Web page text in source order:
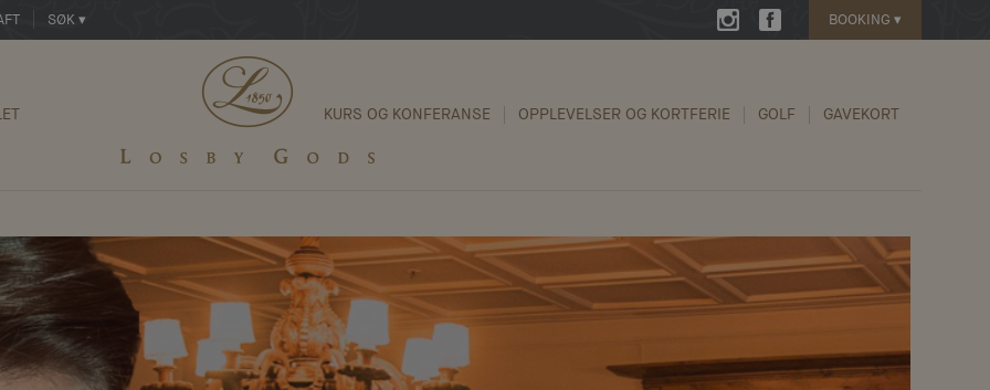
SØK ▾ BOOKING ▾
KURS OG KONFERANSE OPPLEVELSER OG KORTFERIE GOLF GAVEKORT